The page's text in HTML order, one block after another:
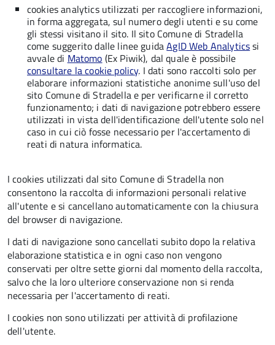
cookies analytics utilizzati per raccogliere informazioni,
in forma aggregata, sul numero degli utenti e su come
gli stessi visitano il sito. Il sito Comune di Stradella
come suggerito dalle linee guidaAgID Web Analyticssi
avvale di Matomo (Ex Piwik), dal quale è possibile
consultare la cookie policy. I dati sono raccolti solo per
elaborare informazioni statistiche anonime sull'uso del
sito Comune di Stradella e per verificarne il corretto
funzionamento; i dati di navigazione potrebbero essere
utilizzati in vista dell'identificazione dell'utente solo nel
caso in cui ciò fosse necessario per l'accertamento di
reati di natura informatica.
I cookies utilizzati dal sito Comune di Stradella non
consentono la raccolta di informazioni personali relative
all'utente e si cancellano automaticamente con la chiusura
del browser di navigazione.
I dati di navigazione sono cancellati subito dopo la relativa
elaborazione statistica e in ogni caso non vengono
conservati per oltre sette giorni dal momento della raccolta,
salvo che la loro ulteriore conservazione non si renda
necessaria per l'accertamento di reati.
I cookies non sono utilizzati per attività di profilazione
dell'utente.